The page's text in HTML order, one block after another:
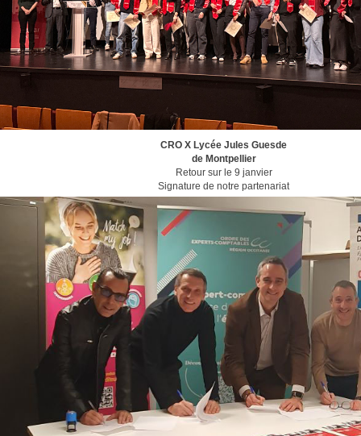
CRO X Lycée Jules Guesde
de Montpellier
Retour sur le 9 janvier
Signature de notre partenariat